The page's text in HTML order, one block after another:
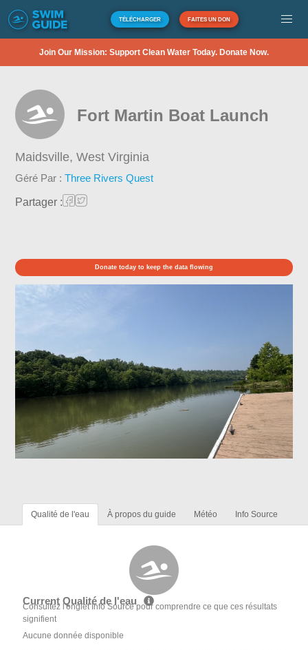
TÉLÉCHARGER FAITES UN DON
Join Our Mission: Support Clean Water Today. Donate Now.
Fort Martin Boat Launch
Maidsville,West Virginia
Géré Par :Three Rivers Quest
Partager :
Donate today to keep the data flowing
Qualité de l'eau À propos du guide Météo Info Source
Current Qualité de l'eau
Consultez l'onglet Info Source pour comprendre ce que ces résultats
signifient
Aucune donnée disponible